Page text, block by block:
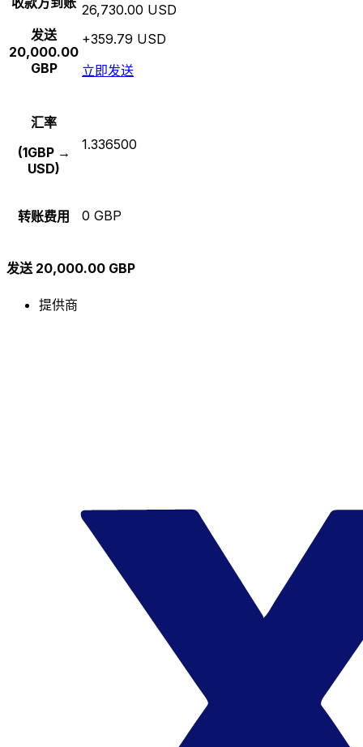
发送
20,000.00
GBP
26,730.00 USD
+359.79 USD
立即发送
汇率
(1GBP →
USD)
1.336500
转账费用 0 GBP
发送 20,000.00 GBP
提供商